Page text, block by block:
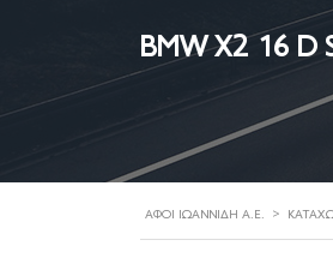
BMW X2 16 D
ΑΦΟΊ ΙΩΑΝΝΊΔΗ Α.Ε. >